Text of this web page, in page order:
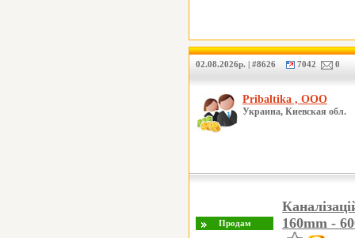
02.08.2026р. | #8626 7042 0
Pribaltika , ООО
Украина, Киевская обл.
160mm -